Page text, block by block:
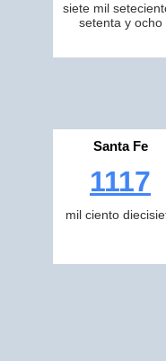
siete mil
setenta y ocho
Santa Fe
1117
mil ciento